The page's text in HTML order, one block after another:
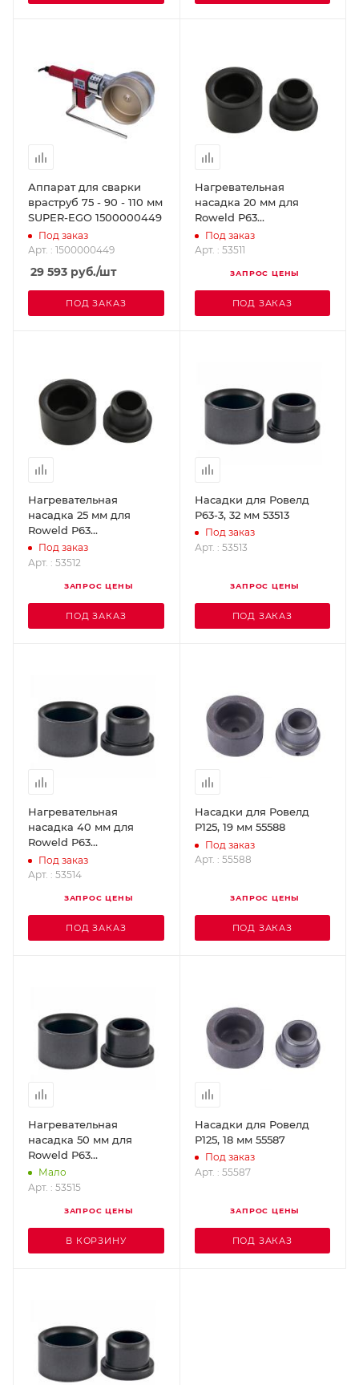
Аппарат для сварки
враструб 75 - 90 - 110 мм
SUPER-EGO 1500000449
Под заказ
Арт. : 1500000449
29 593 руб./шт
ПОД ЗАКАЗ
Нагревательная
насадка 20 мм для
Roweld Р63
ROTHENBERGER 53511
Под заказ
Арт. : 53511
ЗАПРОС ЦЕНЫ
ПОД ЗАКАЗ
Нагревательная
насадка 25 мм для
Roweld Р63
ROTHENBERGER 53512
Под заказ
Арт. : 53512
ЗАПРОС ЦЕНЫ
ПОД ЗАКАЗ
Насадки для Ровелд
Р63-3, 32 мм 53513
Под заказ
Арт. : 53513
ЗАПРОС ЦЕНЫ
ПОД ЗАКАЗ
Нагревательная
насадка 40 мм для
Roweld Р63
ROTHENBERGER 53514
Под заказ
Арт. : 53514
ЗАПРОС ЦЕНЫ
ПОД ЗАКАЗ
Насадки для Ровелд
Р125, 19 мм 55588
Под заказ
Арт. : 55588
ЗАПРОС ЦЕНЫ
ПОД ЗАКАЗ
Нагревательная
насадка 50 мм для
Roweld Р63
ROTHENBERGER 53515
Мало
Арт. : 53515
ЗАПРОС ЦЕНЫ
В КОРЗИНУ
Насадки для Ровелд
Р125, 18 мм 55587
Под заказ
Арт. : 55587
ЗАПРОС ЦЕНЫ
ПОД ЗАКАЗ